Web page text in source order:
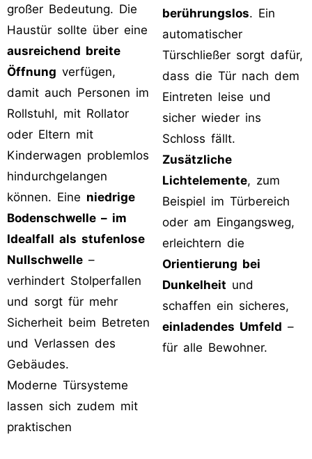
großer Bedeutung. Die
Haustür sollte über eine
ausreichend breite
Öffnung verfügen,
damit auch Personen im
Rollstuhl, mit Rollator
oder Eltern mit
Kinderwagen problemlos
hindurchgelangen
können. Eine niedrige
Bodenschwelle – im
Idealfall als stufenlose
Nullschwelle –
verhindert Stolperfallen
und sorgt für mehr
Sicherheit beim Betreten
und Verlassen des
Gebäudes.
Moderne Türsysteme
lassen sich zudem mit
praktischen
berührungslos. Ein
automatischer
Türschließer sorgt dafür,
dass die Tür nach dem
Eintreten leise und
sicher wieder ins
Schloss fällt.
Zusätzliche
Lichtelemente, zum
Beispiel im Türbereich
oder am Eingangsweg,
erleichtern die
Orientierung bei
Dunkelheit und
schaffen ein sicheres,
einladendes Umfeld –
für alle Bewohner.